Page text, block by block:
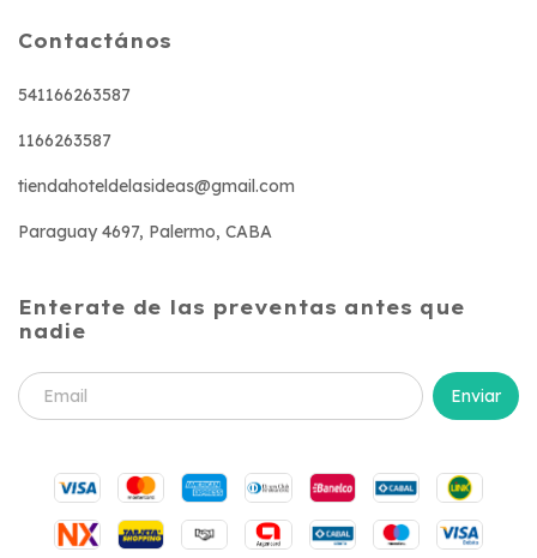
Contactános
541166263587
1166263587
tiendahoteldelasideas@gmail.com
Paraguay 4697, Palermo, CABA
Enterate de las preventas antes que
nadie